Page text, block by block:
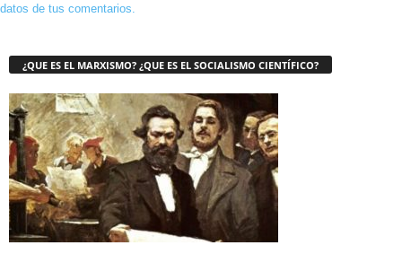
datos de tus comentarios.
¿QUE ES EL MARXISMO? ¿QUE ES EL SOCIALISMO CIENTÍFICO?